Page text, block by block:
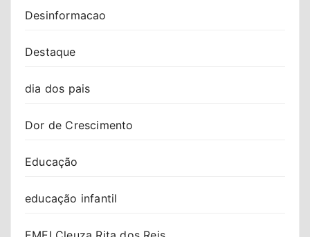
Desinformacao
Destaque
dia dos pais
Dor de Crescimento
Educação
educação infantil